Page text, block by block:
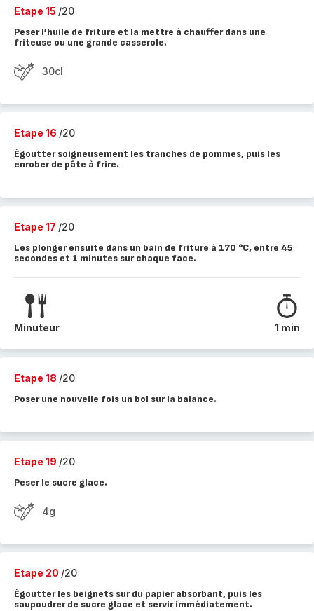
Etape 15 /20
Peser l’huile de friture et la mettre à chauffer dans une
friteuse ou une grande casserole.
30cl
Etape 16 /20
Égoutter soigneusement les tranches de pommes, puis les
enrober de pâte à frire.
Etape 17 /20
Les plonger ensuite dans un bain de friture à 170 °C, entre 45
secondes et 1 minutes sur chaque face.
Minuteur 1 min
Etape 18 /20
Poser une nouvelle fois un bol sur la balance.
Etape 19 /20
Peser le sucre glace.
4g
Etape 20 /20
Égoutter les beignets sur du papier absorbant, puis les
saupoudrer de sucre glace et servir immédiatement.